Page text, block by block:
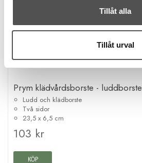
Tillåt alla
Tillåt urval
Prym klädvårdsborste - luddborste
Ludd och klädborste
Två sidor
23,5 x 6,5 cm
103 kr
KÖP